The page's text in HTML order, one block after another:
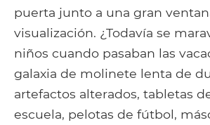
puerta junto a una gran
visualización. ¿Todavía se
niños cuando pasaban las
galaxia de molinete lenta de
artefactos alterados, tabletas
escuela, pelotas de fútbol,